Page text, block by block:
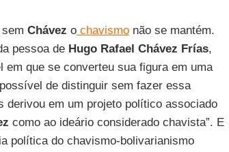
Chávez ochavismonão se mantém.
pessoa de Hugo Rafael Chávez Frías,
que se converteu sua figura em uma
de distinguir sem fazer essa
derivou em um projeto político associado
como ao ideário considerado chavista”. E
política do chavismo-bolivarianismo